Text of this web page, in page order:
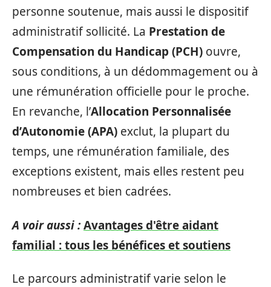
personne soutenue, mais aussi le dispositif
administratif sollicité. La Prestation de
Compensation du Handicap (PCH) ouvre,
sous conditions, à un dédommagement ou à
une rémunération officielle pour le proche.
En revanche, l’Allocation Personnalisée
d’Autonomie (APA) exclut, la plupart du
temps, une rémunération familiale, des
exceptions existent, mais elles restent peu
nombreuses et bien cadrées.
A voir aussi :Avantages d'être aidant
familial : tous les bénéfices et soutiens
Le parcours administratif varie selon le